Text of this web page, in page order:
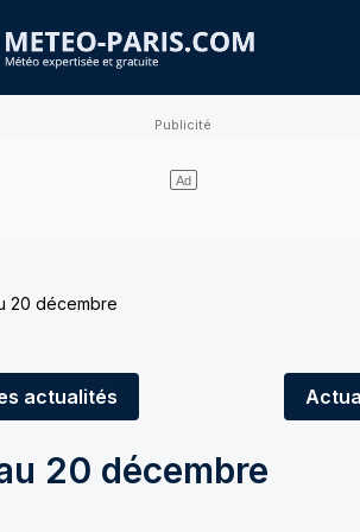
20 décembre
actualités
20 décembre